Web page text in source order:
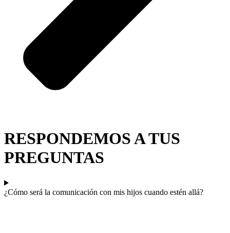
RESPONDEMOS A TUS
PREGUNTAS
¿Cómo será la comunicación con mis hijos cuando estén allá?